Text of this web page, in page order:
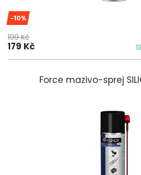
-10%
199 Kč
179 Kč
Force mazivo-sprej